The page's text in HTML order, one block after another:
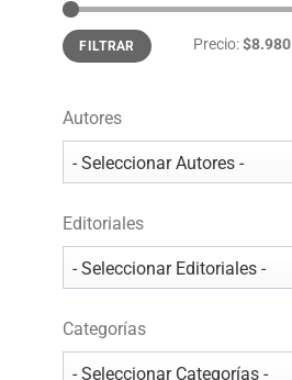
Precio
mínimo
Precio
máximo
FILTRAR Precio:$8.980
Autores
Editoriales
Categorías